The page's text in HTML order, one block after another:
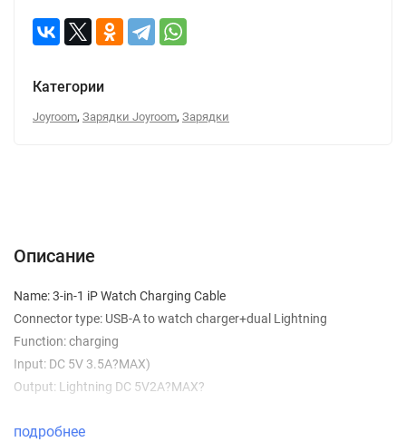
Категории
Joyroom, Зарядки Joyroom, Зарядки
Описание
Name: 3-in-1 iP Watch Charging Cable
Connector type: USB-A to watch charger+dual Lightning
Function: charging
Input: DC 5V 3.5A?MAX)
Output: Lightning DC 5V2A?MAX?
подробнее